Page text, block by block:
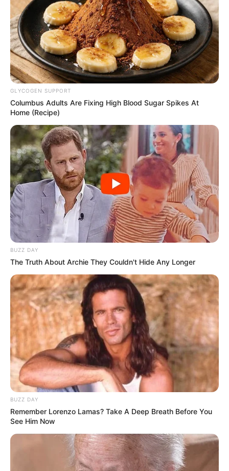
1. Meskipun wanita, Sherina sangat suka berpetualang
(foto: instagram/sherinasinna)
2. Menggunakan baju crop dan rok berbatik, sherina tampak
menawan
GLYCOGEN SUPPORT
Columbus Adults Are Fixing High Blood Sugar Spikes At
Home (Recipe)
BUZZ DAY
The Truth About Archie They Couldn't Hide Any Longer
BUZZ DAY
Remember Lorenzo Lamas? Take A Deep Breath Before You
See Him Now